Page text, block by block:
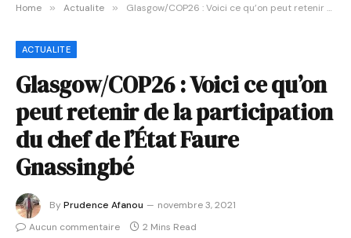
Home » Actualite » Glasgow/COP26 : Voici ce qu’on peut retenir de la participation du chef de l’État Faure Gnassingbé
ACTUALITE
Glasgow/COP26 : Voici ce qu’on
peut retenir de la participation
du chef de l’État Faure
Gnassingbé
ByPrudence Afanou
novembre 3, 2021
Aucun commentaire
2 Mins Read